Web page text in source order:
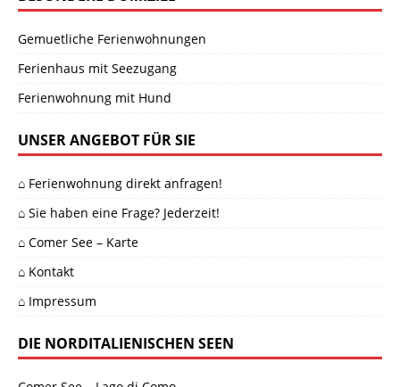
Gemuetliche Ferienwohnungen
Ferienhaus mit Seezugang
Ferienwohnung mit Hund
UNSER ANGEBOT FÜR SIE
⌂ Ferienwohnung direkt anfragen!
⌂ Sie haben eine Frage? Jederzeit!
⌂ Comer See – Karte
⌂ Kontakt
⌂ Impressum
DIE NORDITALIENISCHEN SEEN